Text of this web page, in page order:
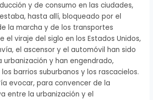
y de consumo en las ciudades,
hasta allí, bloqueado por el
la marcha y de los transportes
el viraje del siglo en los Estados Unidos,
el ascensor y el automóvil han sido
urbanización y han engendrado,
barrios suburbanos y los rascacielos.
evocar, para convencer de la
entre la urbanización y el